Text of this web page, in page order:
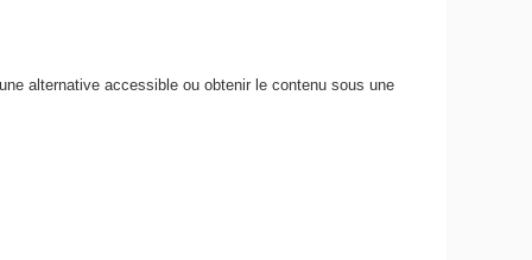
alternative accessible ou obtenir le contenu sous une